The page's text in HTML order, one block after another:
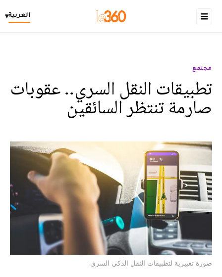
العربية▾
مجتمع
تطبيقات النقل السري.. عقوبات
صارمة تنتظر السائقين
صورة تعبيرية لتطبيقات النقل الذكي السري